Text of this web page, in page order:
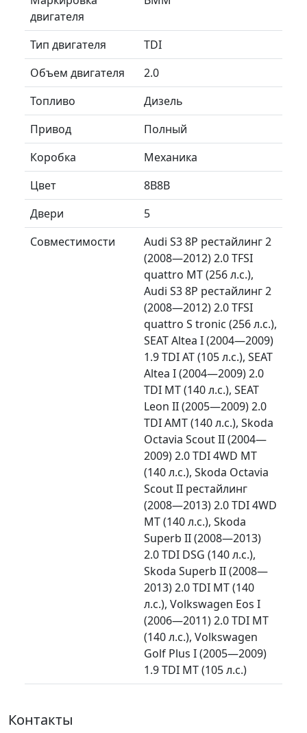
двигателя
Тип двигателя
TDI
Объем двигателя
2.0
Топливо
Дизель
Привод
Полный
Коробка
Механика
Цвет
8B8B
Двери
5
Совместимости
Audi S3 8P рестайлинг 2
(2008—2012) 2.0 TFSI
quattro MT (256 л.с.),
Audi S3 8P рестайлинг 2
(2008—2012) 2.0 TFSI
quattro S tronic (256 л.с.),
SEAT Altea I (2004—2009)
1.9 TDI AT (105 л.с.), SEAT
Altea I (2004—2009) 2.0
TDI MT (140 л.с.), SEAT
Leon II (2005—2009) 2.0
TDI AMT (140 л.с.), Skoda
Octavia Scout II (2004—
2009) 2.0 TDI 4WD MT
(140 л.с.), Skoda Octavia
Scout II рестайлинг
(2008—2013) 2.0 TDI 4WD
MT (140 л.с.), Skoda
Superb II (2008—2013)
2.0 TDI DSG (140 л.с.),
Skoda Superb II (2008—
2013) 2.0 TDI MT (140
л.с.), Volkswagen Eos I
(2006—2011) 2.0 TDI MT
(140 л.с.), Volkswagen
Golf Plus I (2005—2009)
1.9 TDI MT (105 л.с.)
Контакты